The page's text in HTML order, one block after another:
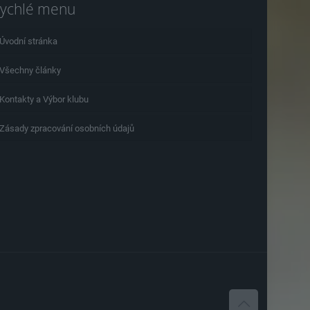
menu
stránka
články
a Výbor klubu
zpracování osobních údajů